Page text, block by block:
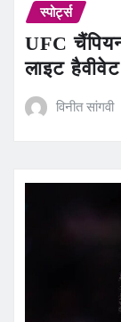
स्पोर्ट्स
UFC
लाइट
विनीत सांगवी